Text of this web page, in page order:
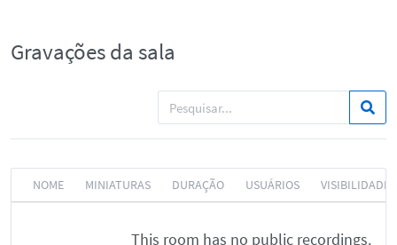
Gravações da sala
NOME MINIATURAS DURAÇÃO USUÁRIOS VISIBILIDADE
This room has no public recordings.